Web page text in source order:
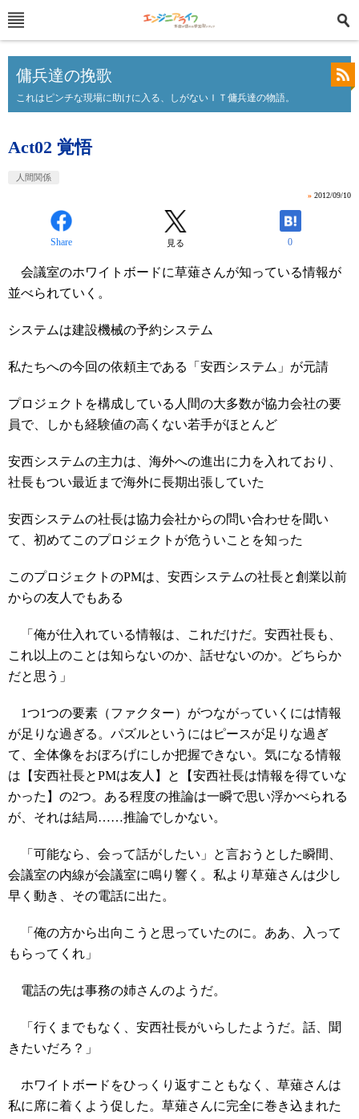
傭兵達の挽歌
これはピンチな現場に助けに入る、しがないＩＴ傭兵達の物語。
Act02 覚悟
人間関係
» 2012/09/10
Share 見る 0
会議室のホワイトボードに草薙さんが知っている情報が
並べられていく。
システムは建設機械の予約システム
私たちへの今回の依頼主である「安西システム」が元請
プロジェクトを構成している人間の大多数が協力会社の要
員で、しかも経験値の高くない若手がほとんど
安西システムの主力は、海外への進出に力を入れており、
社長もつい最近まで海外に長期出張していた
安西システムの社長は協力会社からの問い合わせを聞い
て、初めてこのプロジェクトが危ういことを知った
このプロジェクトのPMは、安西システムの社長と創業以前
からの友人でもある
「俺が仕入れている情報は、これだけだ。安西社長も、
これ以上のことは知らないのか、話せないのか。どちらか
だと思う」
1つ1つの要素（ファクター）がつながっていくには情報
が足りな過ぎる。パズルというにはピースが足りな過ぎ
て、全体像をおぼろげにしか把握できない。気になる情報
は【安西社長とPMは友人】と【安西社長は情報を得ていな
かった】の2つ。ある程度の推論は一瞬で思い浮かべられる
が、それは結局……推論でしかない。
「可能なら、会って話がしたい」と言おうとした瞬間、
会議室の内線が会議室に鳴り響く。私より草薙さんは少し
早く動き、その電話に出た。
「俺の方から出向こうと思っていたのに。ああ、入って
もらってくれ」
電話の先は事務の姉さんのようだ。
「行くまでもなく、安西社長がいらしたようだ。話、聞
きたいだろ？」
ホワイトボードをひっくり返すこともなく、草薙さんは
私に席に着くよう促した。草薙さんに完全に巻き込まれた